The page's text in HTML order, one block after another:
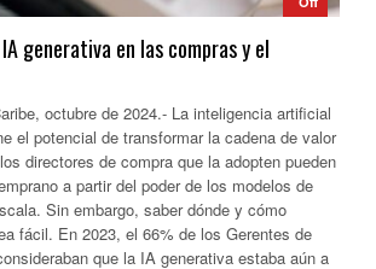
generativa en las compras y el
octubre de 2024.- La inteligencia artificial
el potencial de transformar la cadena de valor
directores de compra que la adopten pueden
a partir del poder de los modelos de
Sin embargo, saber dónde y cómo
fácil. En 2023, el 66% de los Gerentes de
que la IA generativa estaba aún a